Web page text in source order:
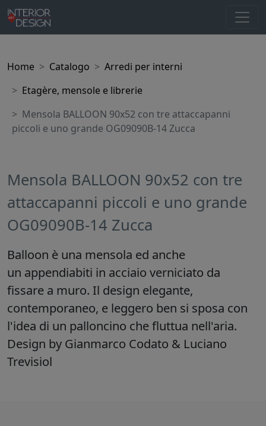
Home Catalogo
Arredi per interni
Etagère, mensole e librerie
Mensola BALLOON 90x52 con tre attaccapanni
piccoli e uno grande OG09090B-14 Zucca
Mensola BALLOON 90x52 con tre
attaccapanni piccoli e uno grande
OG09090B-14 Zucca
Balloon è una mensola ed anche
un appendiabiti in acciaio verniciato da
fissare a muro. Il design elegante,
contemporaneo, e leggero ben si sposa con
l'idea di un palloncino che fluttua nell'aria.
Design by Gianmarco Codato & Luciano
Trevisiol